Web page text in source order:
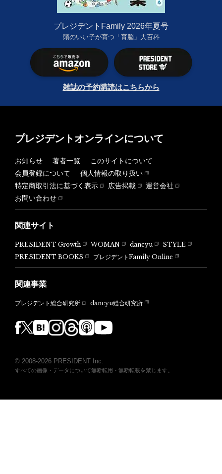
プレジデントFamily 2026年夏号
頭のいい子が育つ「育脳」大百科
雑誌の予約購読はこちらから
プレジデントオンラインについて
お知らせ 著者一覧
このサイトについて
会員登録について
個人情報の取り扱い
特定商取引法に基づく表示
広告掲載
運営会社
お問い合わせ
関連サイト
PRESIDENT Growth WOMAN dancyu
STYLE
PRESIDENT BOOKS
プレジデントFamily Online
関連事業
プレジデント総合研究所 dancyu総合研究所
© 2008-2026 PRESIDENT Inc.
すべての画像・データについて無断転用・無断転載を禁じます。